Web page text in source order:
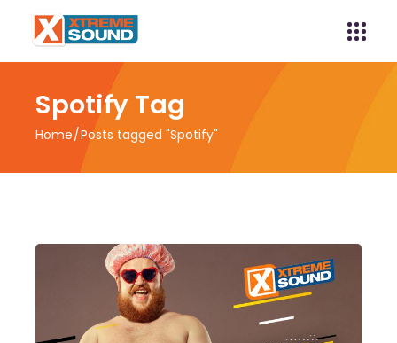
Spotify Tag
Home Posts tagged "Spotify"